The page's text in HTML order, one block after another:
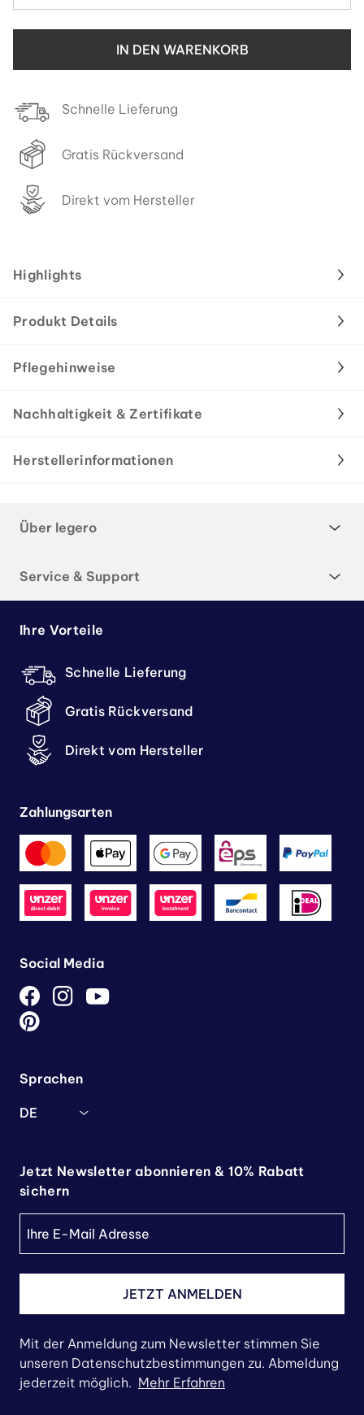
IN DEN WARENKORB
Schnelle Lieferung
Gratis Rückversand
Direkt vom Hersteller
Highlights
Produkt Details
Pflegehinweise
Nachhaltigkeit & Zertifikate
Herstellerinformationen
Über legero
Service & Support
Ihre Vorteile
Schnelle Lieferung
Gratis Rückversand
Direkt vom Hersteller
Zahlungsarten
Social Media
Sprachen
DE
Jetzt Newsletter abonnieren & 10% Rabatt
sichern
JETZT ANMELDEN
Mit der Anmeldung zum Newsletter stimmen Sie
unseren Datenschutzbestimmungen zu. Abmeldung
jederzeit möglich. Mehr Erfahren